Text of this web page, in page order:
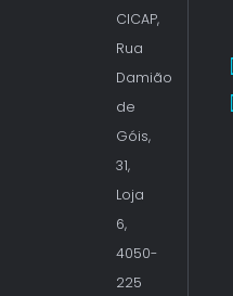
CICAP,
Rua
Damião
de
Góis,
31,
Loja
6,
4050-
225